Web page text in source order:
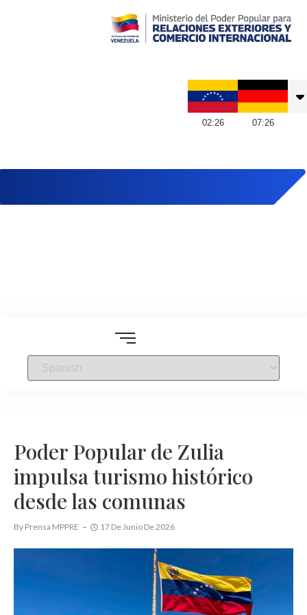
02:26 07:26
Poder Popular de Zulia
impulsa turismo histórico
desde las comunas
By Prensa MPPRE 17 De Junio De 2026